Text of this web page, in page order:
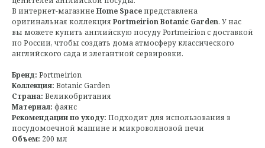
В интернет-магазине Home Space представлена
оригинальная коллекция Portmeirion Botanic Garden. У нас
вы можете купить английскую посуду Portmeirion с доставкой
по России, чтобы создать дома атмосферу классического
английского сада и элегантной сервировки.
Бренд: Portmeirion
Коллекция: Botanic Garden
Страна: Великобритания
Материал: фаянс
Рекомендации по уходу: Подходит для использования в
посудомоечной машине и микроволновой печи
Объем: 200 мл